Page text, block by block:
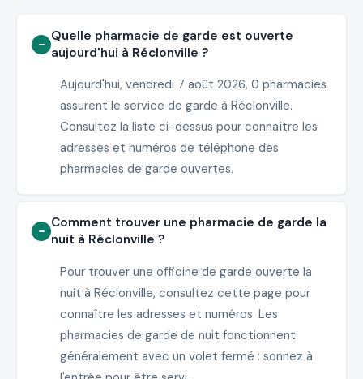
Quelle pharmacie de garde est ouverte
aujourd'hui à Réclonville ?
Aujourd'hui, vendredi 7 août 2026, 0 pharmacies
assurent le service de garde à Réclonville.
Consultez la liste ci-dessus pour connaître les
adresses et numéros de téléphone des
pharmacies de garde ouvertes.
Comment trouver une pharmacie de garde la
nuit à Réclonville ?
Pour trouver une officine de garde ouverte la
nuit à Réclonville, consultez cette page pour
connaître les adresses et numéros. Les
pharmacies de garde de nuit fonctionnent
généralement avec un volet fermé : sonnez à